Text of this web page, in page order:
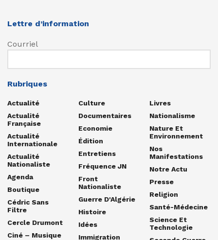
Lettre d’information
Courriel
Rubriques
Actualité
Actualité
Française
Actualité
Internationale
Actualité
Nationaliste
Agenda
Boutique
Cédric Sans
Filtre
Cercle Drumont
Ciné – Musique
Culture
Documentaires
Economie
Édition
Entretiens
Fréquence JN
Front
Nationaliste
Guerre D'Algérie
Histoire
Idées
Immigration
Livres
Nationalisme
Nature Et
Environnement
Nos
Manifestations
Notre Actu
Presse
Religion
Santé-Médecine
Science Et
Technologie